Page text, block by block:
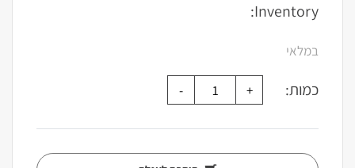
Inventory:
במלאי
כמות: